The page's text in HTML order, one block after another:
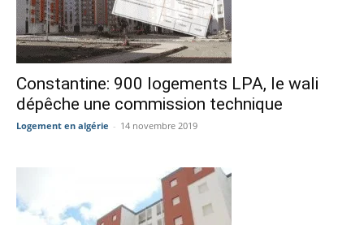
Constantine: 900 logements LPA, le wali
dépêche une commission technique
Logement en algérie - 14 novembre 2019